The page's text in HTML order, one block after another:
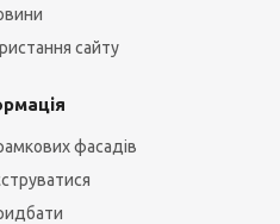
сайту
фасадів